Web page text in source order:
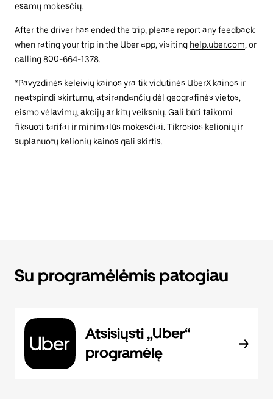
esamų mokesčių.
After the driver has ended the trip, please report any feedback
when rating your trip in the Uber app, visiting help.uber.com, or
calling 800-664-1378.
*Pavyzdinės keleivių kainos yra tik vidutinės UberX kainos ir
neatspindi skirtumų, atsirandančių dėl geografinės vietos,
eismo vėlavimų, akcijų ar kitų veiksnių. Gali būti taikomi
fiksuoti tarifai ir minimalūs mokesčiai. Tikrosios kelionių ir
suplanuotų kelionių kainos gali skirtis.
Su programėlėmis patogiau
Atsisiųsti „Uber“
programėlę